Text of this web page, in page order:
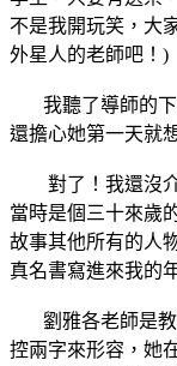
不是我開玩笑，大
外星人的老師吧！)
我聽了導師的下
還擔心她第一天就
對了！我還沒介
當時是個三十來歲
故事其他所有的人
真名書寫進來我的
劉雅各老師是教
控兩字來形容，她